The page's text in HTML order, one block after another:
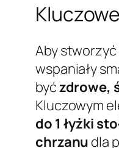
Aby stworzyć
wspaniały
byćzdrowe,
Kluczowym
do 1 łyżki
chrzanu dla